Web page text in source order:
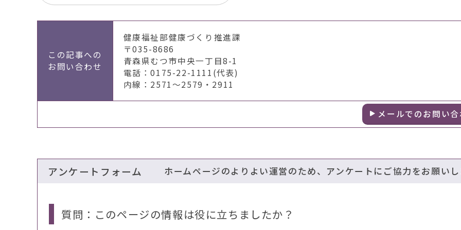
この記事への
お問い合わせ
健康福祉部健康づくり推進課
〒035-8686
青森県むつ市中央一丁目8-1
電話：0175-22-1111(代表)
内線：2571～2579・2911
メールでのお問い合
アンケートフォーム ホームページのよりよい運営のため、アンケートにご協力をお願い
質問：このページの情報は役に立ちましたか？